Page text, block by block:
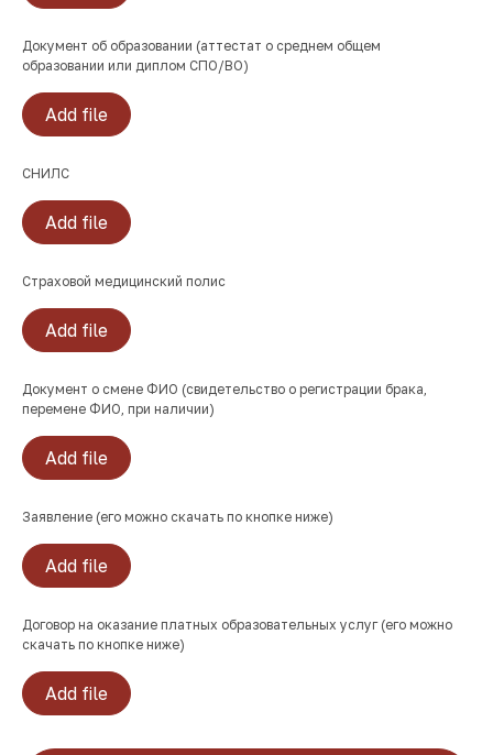
Документ об образовании (аттестат о среднем общем
образовании или диплом СПО/ВО)
Add file
СНИЛС
Add file
Страховой медицинский полис
Add file
Документ о смене ФИО (свидетельство о регистрации брака,
перемене ФИО, при наличии)
Add file
Заявление (его можно скачать по кнопке ниже)
Add file
Договор на оказание платных образовательных услуг (его можно
скачать по кнопке ниже)
Add file